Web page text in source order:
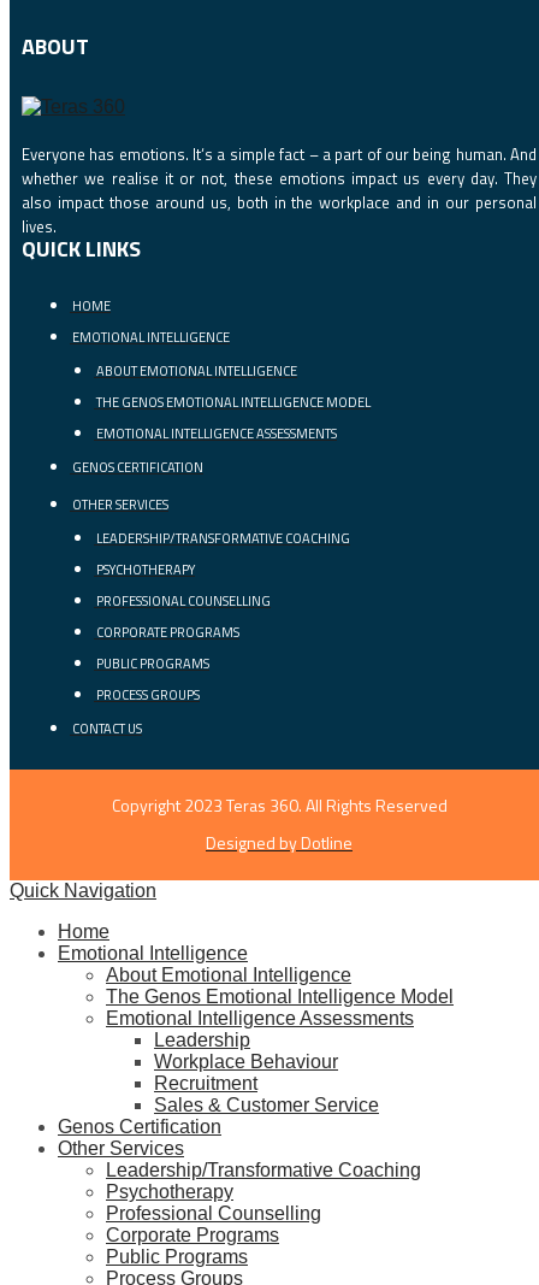
ABOUT
Everyone has emotions. It‘s a simple fact – a part of our being human. And
whether we realise it or not, these emotions impact us every day. They
also impact those around us, both in the workplace and in our personal
lives.
QUICK LINKS
HOME
EMOTIONAL INTELLIGENCE
ABOUT EMOTIONAL INTELLIGENCE
THE GENOS EMOTIONAL INTELLIGENCE MODEL
EMOTIONAL INTELLIGENCE ASSESSMENTS
GENOS CERTIFICATION
OTHER SERVICES
LEADERSHIP/TRANSFORMATIVE COACHING
PSYCHOTHERAPY
PROFESSIONAL COUNSELLING
CORPORATE PROGRAMS
PUBLIC PROGRAMS
PROCESS GROUPS
CONTACT US
Copyright 2023 Teras 360. All Rights Reserved
Designed by Dotline
Quick Navigation
Home
Emotional Intelligence
About Emotional Intelligence
The Genos Emotional Intelligence Model
Emotional Intelligence Assessments
Leadership
Workplace Behaviour
Recruitment
Sales & Customer Service
Genos Certification
Other Services
Leadership/Transformative Coaching
Psychotherapy
Professional Counselling
Corporate Programs
Public Programs
Process Groups